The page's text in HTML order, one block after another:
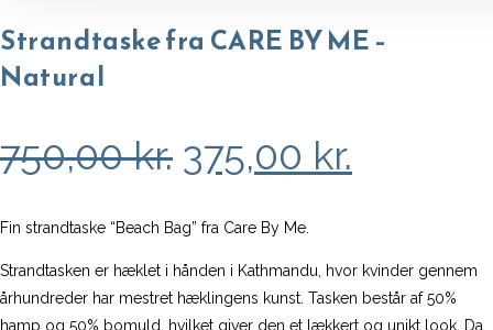
Strandtaske fra CARE BY ME –
Natural
750,00kr. Den
pris
var:
750,00 kr..
375,00 kr.
er:
375,00
Fin strandtaske “Beach Bag” fra Care By Me.
Strandtasken er hæklet i hånden i Kathmandu, hvor kvinder gennem
århundreder har mestret hæklingens kunst. Tasken består af 50%
hamp og 50% bomuld, hvilket giver den et lækkert og unikt look. Da